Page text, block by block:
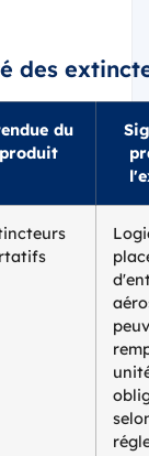
des
du
produit